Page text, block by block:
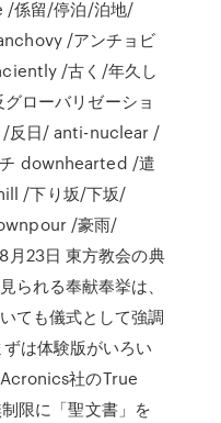
/係留/停泊/泊地/
/アンチョビ
/古く/年久し
ローバリゼーショ
反日/ anti-nuclear /
downhearted /遣
/下り坂/下坂/
/豪雨/
23日 東方教会の典
られる奉献奉挙は、
ても儀式として強調
は体験版がいろい
社のTrue
限に「聖文書」を